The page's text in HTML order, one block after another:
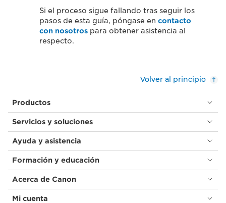
Si el proceso sigue fallando tras seguir los
pasos de esta guía, póngase en contacto
con nosotros para obtener asistencia al
respecto.
Volver al principio
Productos
Servicios y soluciones
Ayuda y asistencia
Formación y educación
Acerca de Canon
Mi cuenta